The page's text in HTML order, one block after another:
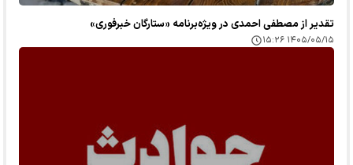
تقدیر از مصطفی احمدی در ویژه‌برنامه «ستارگان خبرفوری»
۱۴۰۵/۰۵/۱۵ ۱۵:۲۶